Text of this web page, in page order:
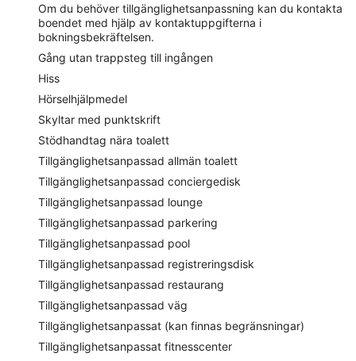
Om du behöver tillgänglighetsanpassning kan du kontakta
boendet med hjälp av kontaktuppgifterna i
bokningsbekräftelsen.
Gång utan trappsteg till ingången
Hiss
Hörselhjälpmedel
Skyltar med punktskrift
Stödhandtag nära toalett
Tillgänglighetsanpassad allmän toalett
Tillgänglighetsanpassad conciergedisk
Tillgänglighetsanpassad lounge
Tillgänglighetsanpassad parkering
Tillgänglighetsanpassad pool
Tillgänglighetsanpassad registreringsdisk
Tillgänglighetsanpassad restaurang
Tillgänglighetsanpassad väg
Tillgänglighetsanpassat (kan finnas begränsningar)
Tillgänglighetsanpassat fitnesscenter